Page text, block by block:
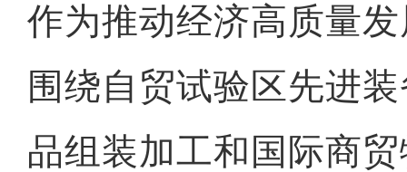
作为推动经济高质量
围绕自贸试验区先进
品组装加工和国际商